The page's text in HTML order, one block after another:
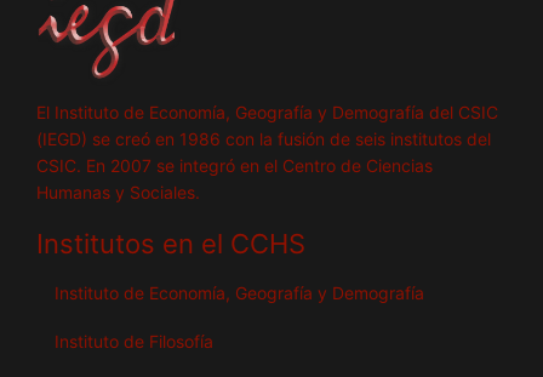
El Instituto de Economía, Geografía y Demografía del CSIC
(IEGD) se creó en 1986 con la fusión de seis institutos del
CSIC. En 2007 se integró en el Centro de Ciencias
Humanas y Sociales.
Institutos en el CCHS
Instituto de Economía, Geografía y Demografía
Instituto de Filosofía